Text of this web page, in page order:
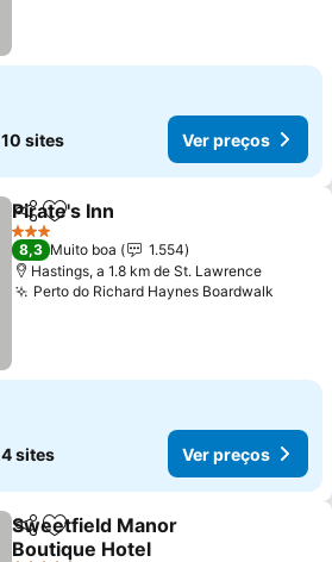
10 sites Ver preços
PartilharAdicionar aos favoritos
Pirate's Inn
3 Estrelas
8,3 Muito boa
1.554
Hastings, a 1.8 km de St. Lawrence
Perto do Richard Haynes Boardwalk
4 sites Ver preços
PartilharAdicionar aos favoritos
Sweetfield Manor
Boutique Hotel